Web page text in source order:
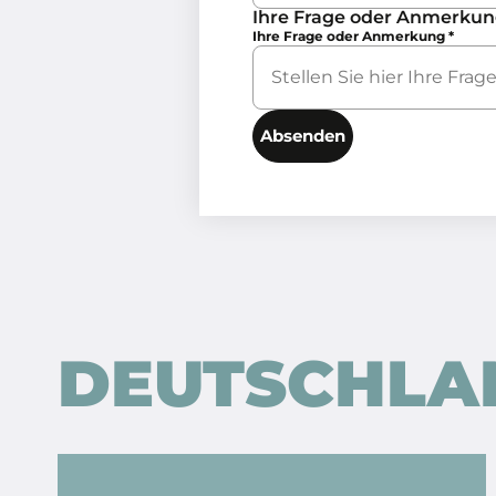
Ihre Frage oder
Ihre Frage oder Anmerkung *
Absenden